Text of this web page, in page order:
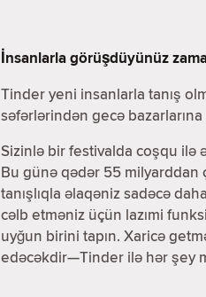
İnsanlarla görüşdüyünüz
Tinder yeni insanlarla tanış
səfərlərindən gecə
Sizinlə bir festivalda coşqu ilə
Bu günə qədər 55 milyarddan
tanışlıqla əlaqəniz sadəcə
cəlb etməniz üçün lazımi
uyğun birini tapın. Xaricə
edəcəkdir—Tinder ilə hər şey